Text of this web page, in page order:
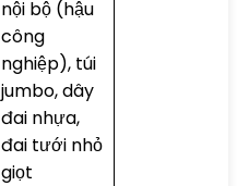
nội bộ (hậu
công
nghiệp), túi
jumbo, dây
đai nhựa,
đai tưới nhỏ
giọt